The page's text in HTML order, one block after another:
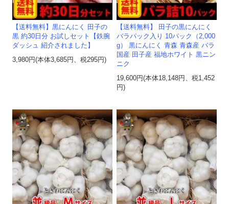
【送料無料】黒にんにく 田子の
黒 約30日分 お試しセット【鉄腕
ダッシュ 紹介されました】
3,980円(本体3,685円、税295円)
【送料無料】 田子の黒にんにく
バラパック入り 10パック（2,000
g） 黒にんにく 青森 青森産 バラ
国産 田子産 福地ホワイト 黒ニン
ニク
19,600円(本体18,148円、税1,452
円)